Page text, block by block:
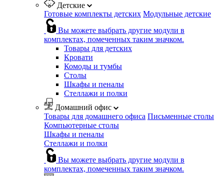
Детские
Готовые комплекты детских Модульные детские
Вы можете выбрать другие модули в
комплектах, помеченных таким значком.
Товары для детских
Кровати
Комоды и тумбы
Столы
Шкафы и пеналы
Стеллажи и полки
Домашний офис
Товары для домашнего офиса Письменные столы
Компьютерные столы
Шкафы и пеналы
Стеллажи и полки
Вы можете выбрать другие модули в
комплектах, помеченных таким значком.